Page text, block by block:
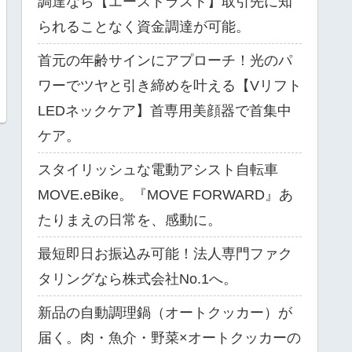
られることなく資金調達が可能。
首元の年齢サインにアプローチ！光のパ
ワーでツヤと引き締めを叶える【Vリフト
LEDネックケア】首専用美顔器で首集中
ケア。
スタイリッシュな電動アシスト自転車
MOVE.eBike。『MOVE FORWARD』あ
たりまえの日常を、感動に。
最短即日お振込み可能！法人専門ファク
タリングなら株式会社No.1へ。
新品の自動調理鍋（オートクッカー）が
届く。肉・魚介・野菜×オートクッカーの